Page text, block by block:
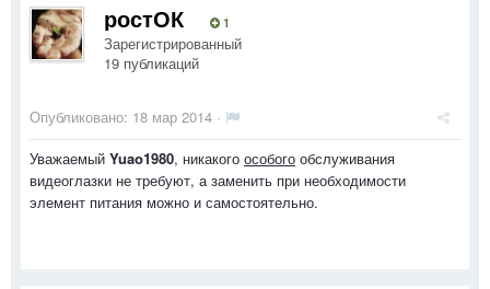
ростОК 1
Зарегистрированный
19 публикаций
Опубликовано: 18 мар 2014 ·
Уважаемый Yuao1980, никакого особого обслуживания
видеоглазки не требуют, а заменить при необходимости
элемент питания можно и самостоятельно.